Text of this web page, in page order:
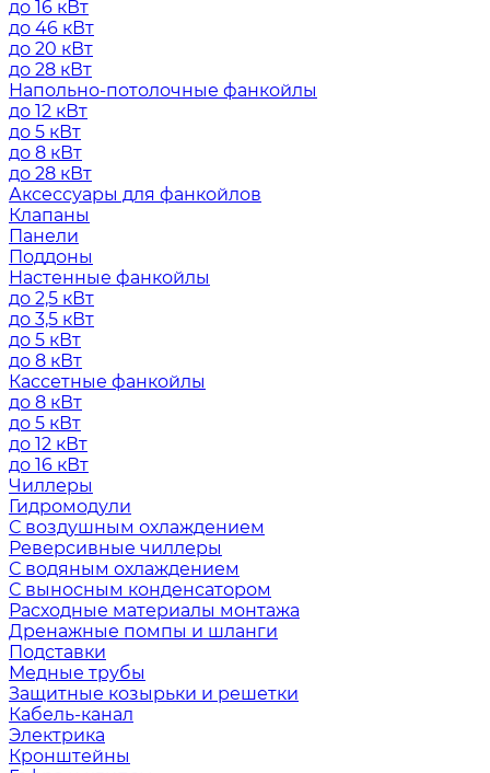
до 16 кВт
до 46 кВт
до 20 кВт
до 28 кВт
Напольно-потолочные фанкойлы
до 12 кВт
до 5 кВт
до 8 кВт
до 28 кВт
Аксессуары для фанкойлов
Клапаны
Панели
Поддоны
Настенные фанкойлы
до 2,5 кВт
до 3,5 кВт
до 5 кВт
до 8 кВт
Кассетные фанкойлы
до 8 кВт
до 5 кВт
до 12 кВт
до 16 кВт
Чиллеры
Гидромодули
С воздушным охлаждением
Реверсивные чиллеры
С водяным охлаждением
С выносным конденсатором
Расходные материалы монтажа
Дренажные помпы и шланги
Подставки
Медные трубы
Защитные козырьки и решетки
Кабель-канал
Электрика
Кронштейны